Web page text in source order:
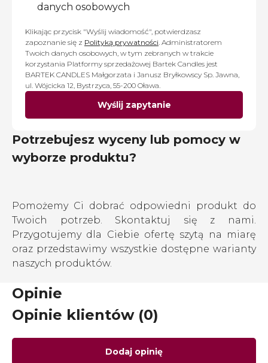
danych osobowych
Klikając przycisk "Wyślij wiadomość", potwierdzasz
zapoznanie się z Polityką prywatności . Administratorem
Twoich danych osobowych, w tym zebranych w trakcie
korzystania Platformy sprzedażowej Bartek Candles jest
BARTEK CANDLES Małgorzata i Janusz Bryłkowscy Sp. Jawna,
ul. Wójcicka 12, Bystrzyca, 55-200 Oława.
Wyślij zapytanie
Potrzebujesz wyceny lub pomocy w
wyborze produktu?
Pomożemy Ci dobrać odpowiedni produkt do
Twoich potrzeb. Skontaktuj się z nami.
Przygotujemy dla Ciebie ofertę szytą na miarę
oraz przedstawimy wszystkie dostępne warianty
naszych produktów.
Opinie
Opinie klientów (0)
Dodaj opinię